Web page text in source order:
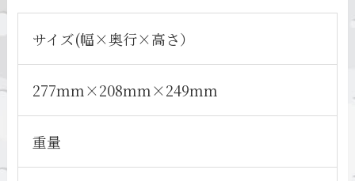
サイズ(幅×奥行×高さ）
277mm×208mm×249mm
重量